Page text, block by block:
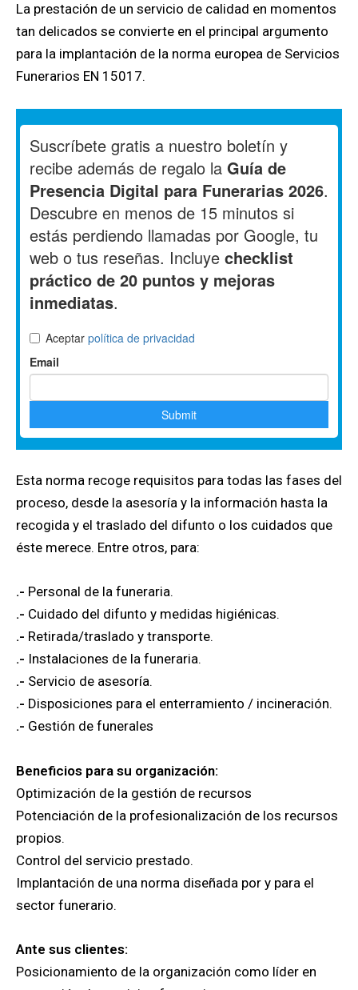
La prestación de un servicio de calidad en momentos
tan delicados se convierte en el principal argumento
para la implantación de la norma europea de Servicios
Funerarios EN 15017.
Esta norma recoge requisitos para todas las fases del
proceso, desde la asesoría y la información hasta la
recogida y el traslado del difunto o los cuidados que
éste merece. Entre otros, para:
.- Personal de la funeraria.
.- Cuidado del difunto y medidas higiénicas.
.- Retirada/traslado y transporte.
.- Instalaciones de la funeraria.
.- Servicio de asesoría.
.- Disposiciones para el enterramiento / incineración.
.- Gestión de f​​unerales
Beneficios para su organización:
Optimización de la gestión de recursos
Potenciación de la profesionalización de los recursos
propios.
Control del servicio prestado.
Implantación de una norma diseñada por y para el
sector funerario.
Ante sus clientes:
​Posicionamiento de la organización como líder en